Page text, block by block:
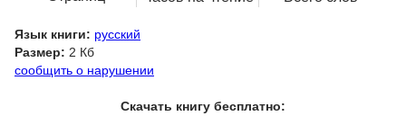
Язык книги: русский
Размер: 2 Кб
сообщить о нарушении
Скачать книгу бесплатно: